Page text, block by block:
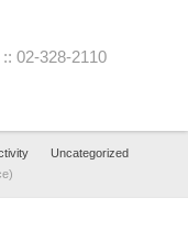
02-328-2110
Uncategorized